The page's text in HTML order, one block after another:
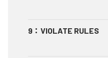
9 ： VIOLATE RULES